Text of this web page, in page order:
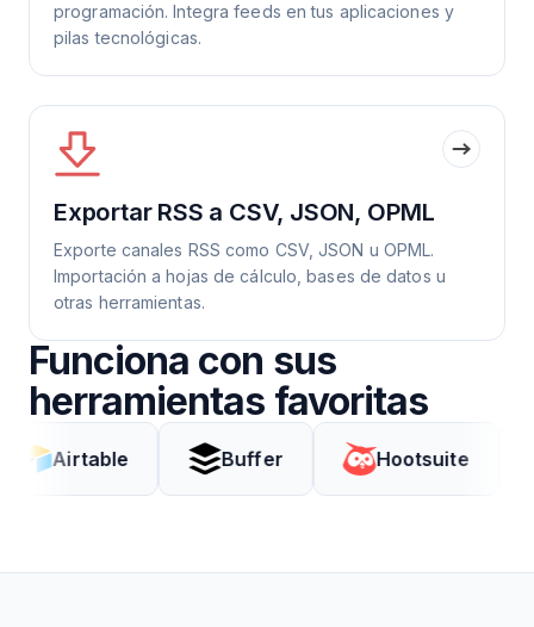
programación. Integra feeds en tus aplicaciones y
pilas tecnológicas.
Exportar RSS a CSV, JSON, OPML
Exporte canales RSS como CSV, JSON u OPML.
Importación a hojas de cálculo, bases de datos u
otras herramientas.
Funciona con sus
herramientas favoritas
Buffer Hootsuite